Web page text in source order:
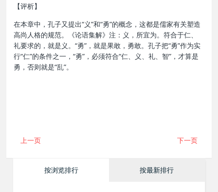
【评析】
在本章中，孔子又提出“义”和“勇”的概念，这都是儒家有关塑造
高尚人格的规范。《论语集解》注：义，所宜为。符合于仁、
礼要求的，就是义。“勇”，就是果敢，勇敢。孔子把“勇”作为实
行“仁”的条件之一，“勇”，必须符合“仁、义、礼、智”，才算是
勇，否则就是“乱”。
上一页 下一页
按浏览排行 按最新排行